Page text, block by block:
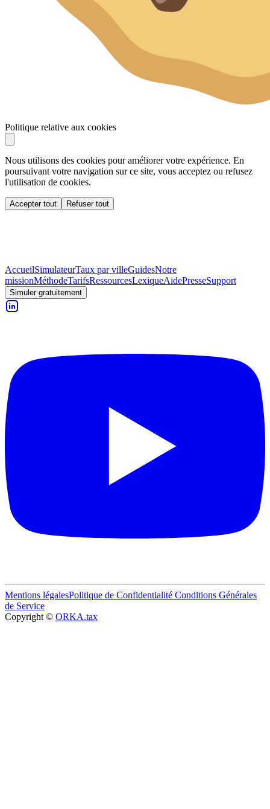
Politique relative aux cookies
Nous utilisons des cookies pour améliorer votre expérience. En
poursuivant votre navigation sur ce site, vous acceptez ou refusez
l'utilisation de cookies.
Accepter tout Refuser tout
AccueilSimulateurTaux par villeGuidesNotre
missionMéthodeTarifsRessourcesLexiqueAidePresseSupport
Simuler gratuitement
Mentions légalesPolitique de Confidentialité Conditions Générales
de Service
Copyright © ORKA.tax